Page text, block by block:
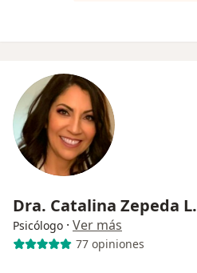
Dra. Catalina Zepeda L.
Psicólogo · Ver más
77 opiniones